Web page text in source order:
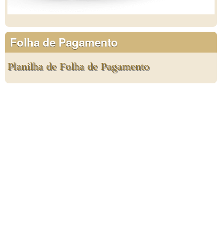
Folha de Pagamento
Planilha de Folha de Pagamento